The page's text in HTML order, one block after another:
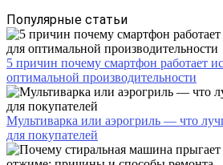
Популярные статьи
5 причин почему смартфон работает
оптимальной производительности
Мультиварка или аэрогриль — что
для покупателей